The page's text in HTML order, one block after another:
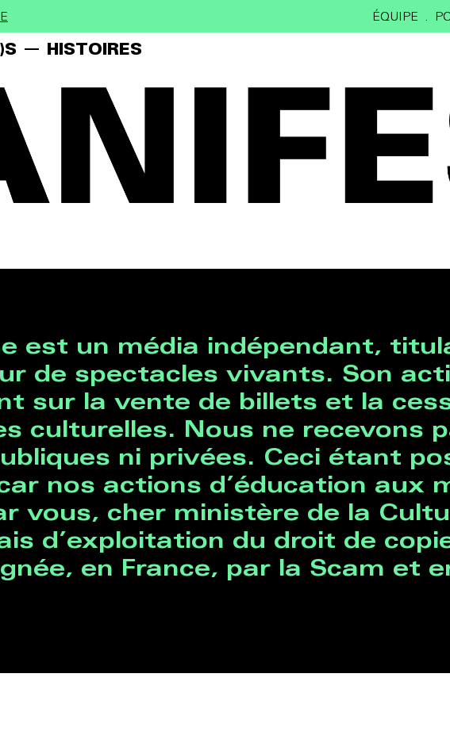
ÉQUIPE
HISTOIRES
est un média indépendant,
de spectacles vivants. Son
sur la vente de billets et la
culturelles. Nous ne recevons
ni privées. Ceci étant
nos actions d’éducation aux
vous, cher ministère de la
d’exploitation du droit de
en France, par la Scam et